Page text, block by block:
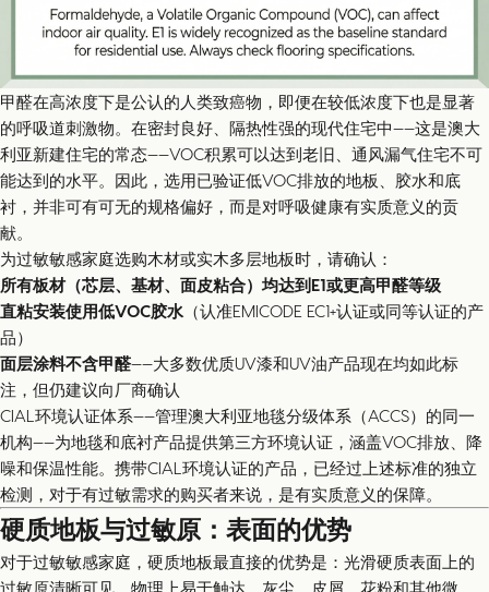
甲醛在高浓度下是公认的人类致癌物，即便在较低浓度下也是显著
的呼吸道刺激物。在密封良好、隔热性强的现代住宅中——这是澳大
利亚新建住宅的常态——VOC积累可以达到老旧、通风漏气住宅不可
能达到的水平。因此，选用已验证低VOC排放的地板、胶水和底
衬，并非可有可无的规格偏好，而是对呼吸健康有实质意义的贡
献。
为过敏敏感家庭选购木材或实木多层地板时，请确认：
所有板材（芯层、基材、面皮粘合）均达到E1或更高甲醛等级
直粘安装使用低VOC胶水 （认准EMICODE EC1+认证或同等认证的产
品）
面层涂料不含甲醛——大多数优质UV漆和UV油产品现在均如此标
注，但仍建议向厂商确认
CIAL环境认证体系——管理澳大利亚地毯分级体系（ACCS）的同一
机构——为地毯和底衬产品提供第三方环境认证，涵盖VOC排放、降
噪和保温性能。携带CIAL环境认证的产品，已经过上述标准的独立
检测，对于有过敏需求的购买者来说，是有实质意义的保障。
硬质地板与过敏原：表面的优势
对于过敏敏感家庭，硬质地板最直接的优势是：光滑硬质表面上的
过敏原清晰可见、物理上易于触达。灰尘、皮屑、花粉和其他微